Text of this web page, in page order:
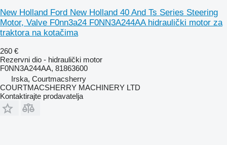
New Holland Ford New Holland 40 And Ts Series Steering
Motor, Valve F0nn3a24 F0NN3A244AA hidraulički motor za
traktora na kotačima
260 €
Rezervni dio - hidraulički motor
F0NN3A244AA, 81863600
Irska, Courtmacsherry
COURTMACSHERRY MACHINERY LTD
Kontaktirajte prodavatelja